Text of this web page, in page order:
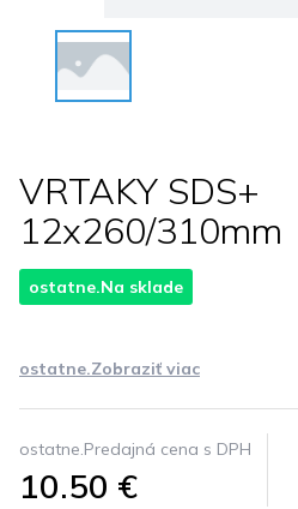
VRTAKY SDS+
12x260/310mm
ostatne.Na sklade
ostatne.Zobraziť viac
ostatne.Predajná cena s DPH
10.50 €